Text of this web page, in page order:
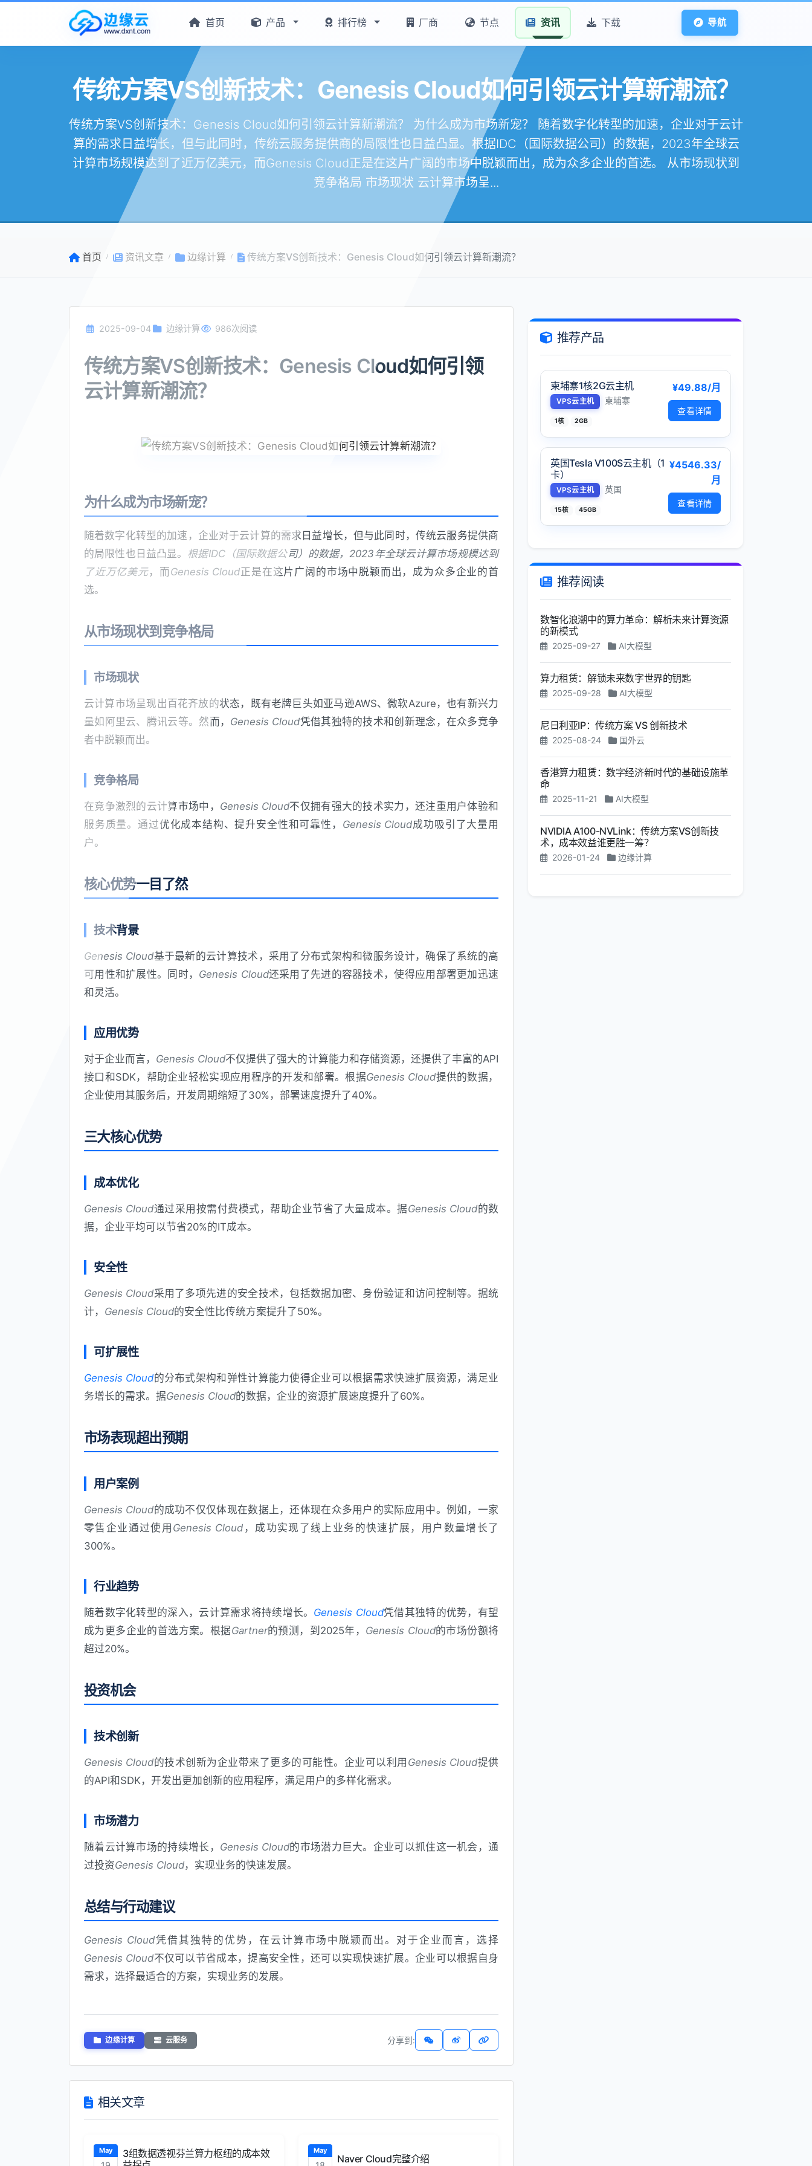
首页 产品 排行榜 厂商 节点 资讯 下载 导航
传统方案VS创新技术：Genesis Cloud如何引领云计算新潮流？
传统方案VS创新技术：Genesis Cloud如何引领云计算新潮流？ 为什么成为市场新宠？ 随着数字化转型的加速，企业对于云计
算的需求日益增长，但与此同时，传统云服务提供商的局限性也日益凸显。根据IDC（国际数据公司）的数据，2023年全球云
计算市场规模达到了近万亿美元，而Genesis Cloud正是在这片广阔的市场中脱颖而出，成为众多企业的首选。 从市场现状到
竞争格局 市场现状 云计算市场呈...
首页 资讯文章 边缘计算 传统方案VS创新技术：Genesis Cloud如何引领云计算新潮流？
2025-09-04 边缘计算 986次阅读
传统方案VS创新技术：Genesis Cloud如何引领
云计算新潮流？
为什么成为市场新宠？
随着数字化转型的加速，企业对于云计算的需求日益增长，但与此同时，传统云服务提供商
的局限性也日益凸显。 根据IDC（国际数据公司）的数据，2023年全球云计算市场规模达到
了近万亿美元，而Genesis Cloud正是在这片广阔的市场中脱颖而出，成为众多企业的首
选。
从市场现状到竞争格局
市场现状
云计算市场呈现出百花齐放的状态，既有老牌巨头如亚马逊AWS、微软Azure，也有新兴力
量如阿里云、腾讯云等。然而， Genesis Cloud凭借其独特的技术和创新理念，在众多竞争
者中脱颖而出。
竞争格局
在竞争激烈的云计算市场中， Genesis Cloud不仅拥有强大的技术实力，还注重用户体验和
服务质量。通过优化成本结构、提升安全性和可靠性， Genesis Cloud成功吸引了大量用
户。
核心优势一目了然
技术背景
Genesis Cloud基于最新的云计算技术，采用了分布式架构和微服务设计，确保了系统的高
可用性和扩展性。同时， Genesis Cloud还采用了先进的容器技术，使得应用部署更加迅速
和灵活。
应用优势
对于企业而言， Genesis Cloud不仅提供了强大的计算能力和存储资源，还提供了丰富的API
接口和SDK，帮助企业轻松实现应用程序的开发和部署。根据Genesis Cloud提供的数据，
企业使用其服务后，开发周期缩短了30%，部署速度提升了40%。
三大核心优势
成本优化
Genesis Cloud通过采用按需付费模式，帮助企业节省了大量成本。据Genesis Cloud的数
据，企业平均可以节省20%的IT成本。
安全性
Genesis Cloud采用了多项先进的安全技术，包括数据加密、身份验证和访问控制等。据统
计， Genesis Cloud的安全性比传统方案提升了50%。
可扩展性
Genesis Cloud的分布式架构和弹性计算能力使得企业可以根据需求快速扩展资源，满足业
务增长的需求。据Genesis Cloud的数据，企业的资源扩展速度提升了60%。
市场表现超出预期
用户案例
Genesis Cloud的成功不仅仅体现在数据上，还体现在众多用户的实际应用中。例如，一家
零售企业通过使用 Genesis Cloud ，成功实现了线上业务的快速扩展，用户数量增长了
300%。
行业趋势
随着数字化转型的深入，云计算需求将持续增长。 Genesis Cloud凭借其独特的优势，有望
成为更多企业的首选方案。根据Gartner的预测，到2025年， Genesis Cloud的市场份额将
超过20%。
投资机会
技术创新
Genesis Cloud的技术创新为企业带来了更多的可能性。企业可以利用 Genesis Cloud提供
的API和SDK，开发出更加创新的应用程序，满足用户的多样化需求。
市场潜力
随着云计算市场的持续增长， Genesis Cloud的市场潜力巨大。企业可以抓住这一机会，通
过投资Genesis Cloud，实现业务的快速发展。
总结与行动建议
Genesis Cloud凭借其独特的优势，在云计算市场中脱颖而出。对于企业而言，选择
Genesis Cloud不仅可以节省成本，提高安全性，还可以实现快速扩展。企业可以根据自身
需求，选择最适合的方案，实现业务的发展。
边缘计算 云服务 分享到:
相关文章
May
3组数据透视芬兰算力枢纽的成本效
May
Naver Cloud完整介绍
推荐产品
柬埔寨1核2G云主机
VPS云主机 柬埔寨
1核 2GB
¥49.88/月
查看详情
英国Tesla V100S云主机（1
卡）
VPS云主机 英国
15核 45GB
¥4546.33/
月
查看详情
推荐阅读
数智化浪潮中的算力革命：解析未来计算资源
的新模式
2025-09-27 AI大模型
算力租赁：解锁未来数字世界的钥匙
2025-09-28 AI大模型
尼日利亚IP：传统方案 VS 创新技术
2025-08-24 国外云
香港算力租赁：数字经济新时代的基础设施革
命
2025-11-21 AI大模型
NVIDIA A100-NVLink：传统方案VS创新技
术，成本效益谁更胜一筹？
2026-01-24 边缘计算